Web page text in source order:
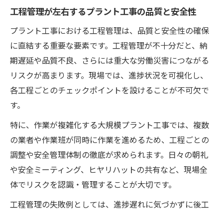
工程管理が左右するプラント工事の品質と安全性
プラント工事における工程管理は、品質と安全性の確保
に直結する重要な要素です。工程管理が不十分だと、納
期遅延や品質不良、さらには重大な労働災害につながる
リスクが高まります。現場では、進捗状況を可視化し、
各工程ごとのチェックポイントを設けることが不可欠で
す。
特に、作業が複雑化する大規模プラント工事では、複数
の業者や作業班が同時に作業を進めるため、工程ごとの
調整や安全管理体制の徹底が求められます。日々の朝礼
や安全ミーティング、ヒヤリハットの共有など、現場全
体でリスクを認識・管理することが大切です。
工程管理の失敗例としては、進捗遅れに気づかずに後工